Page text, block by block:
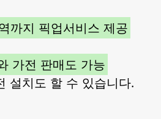
까지 픽업서비스 제공
가전 판매도 가능
설치도 할 수 있습니다.